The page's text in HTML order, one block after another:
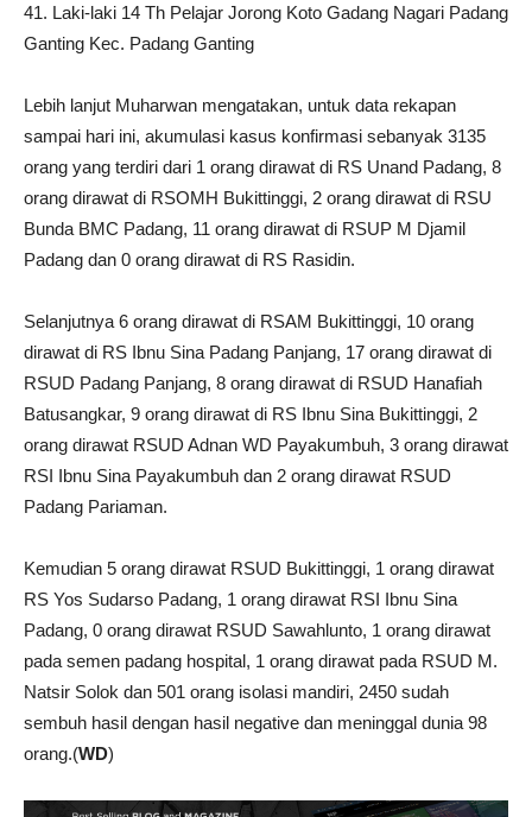
41. Laki-laki 14 Th Pelajar Jorong Koto Gadang Nagari Padang
Ganting Kec. Padang Ganting
Lebih lanjut Muharwan mengatakan, untuk data rekapan
sampai hari ini, akumulasi kasus konfirmasi sebanyak 3135
orang yang terdiri dari 1 orang dirawat di RS Unand Padang, 8
orang dirawat di RSOMH Bukittinggi, 2 orang dirawat di RSU
Bunda BMC Padang, 11 orang dirawat di RSUP M Djamil
Padang dan 0 orang dirawat di RS Rasidin.
Selanjutnya 6 orang dirawat di RSAM Bukittinggi, 10 orang
dirawat di RS Ibnu Sina Padang Panjang, 17 orang dirawat di
RSUD Padang Panjang, 8 orang dirawat di RSUD Hanafiah
Batusangkar, 9 orang dirawat di RS Ibnu Sina Bukittinggi, 2
orang dirawat RSUD Adnan WD Payakumbuh, 3 orang dirawat
RSI Ibnu Sina Payakumbuh dan 2 orang dirawat RSUD
Padang Pariaman.
Kemudian 5 orang dirawat RSUD Bukittinggi, 1 orang dirawat
RS Yos Sudarso Padang, 1 orang dirawat RSI Ibnu Sina
Padang, 0 orang dirawat RSUD Sawahlunto, 1 orang dirawat
pada semen padang hospital, 1 orang dirawat pada RSUD M.
Natsir Solok dan 501 orang isolasi mandiri, 2450 sudah
sembuh hasil dengan hasil negative dan meninggal dunia 98
orang.(WD)